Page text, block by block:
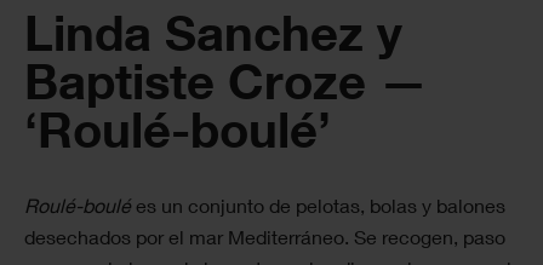
Linda Sanchez y
Baptiste Croze —
‘Roulé-boulé’
Roulé-boulé es un conjunto de pelotas, bolas y balones
desechados por el mar Mediterráneo. Se recogen, paso